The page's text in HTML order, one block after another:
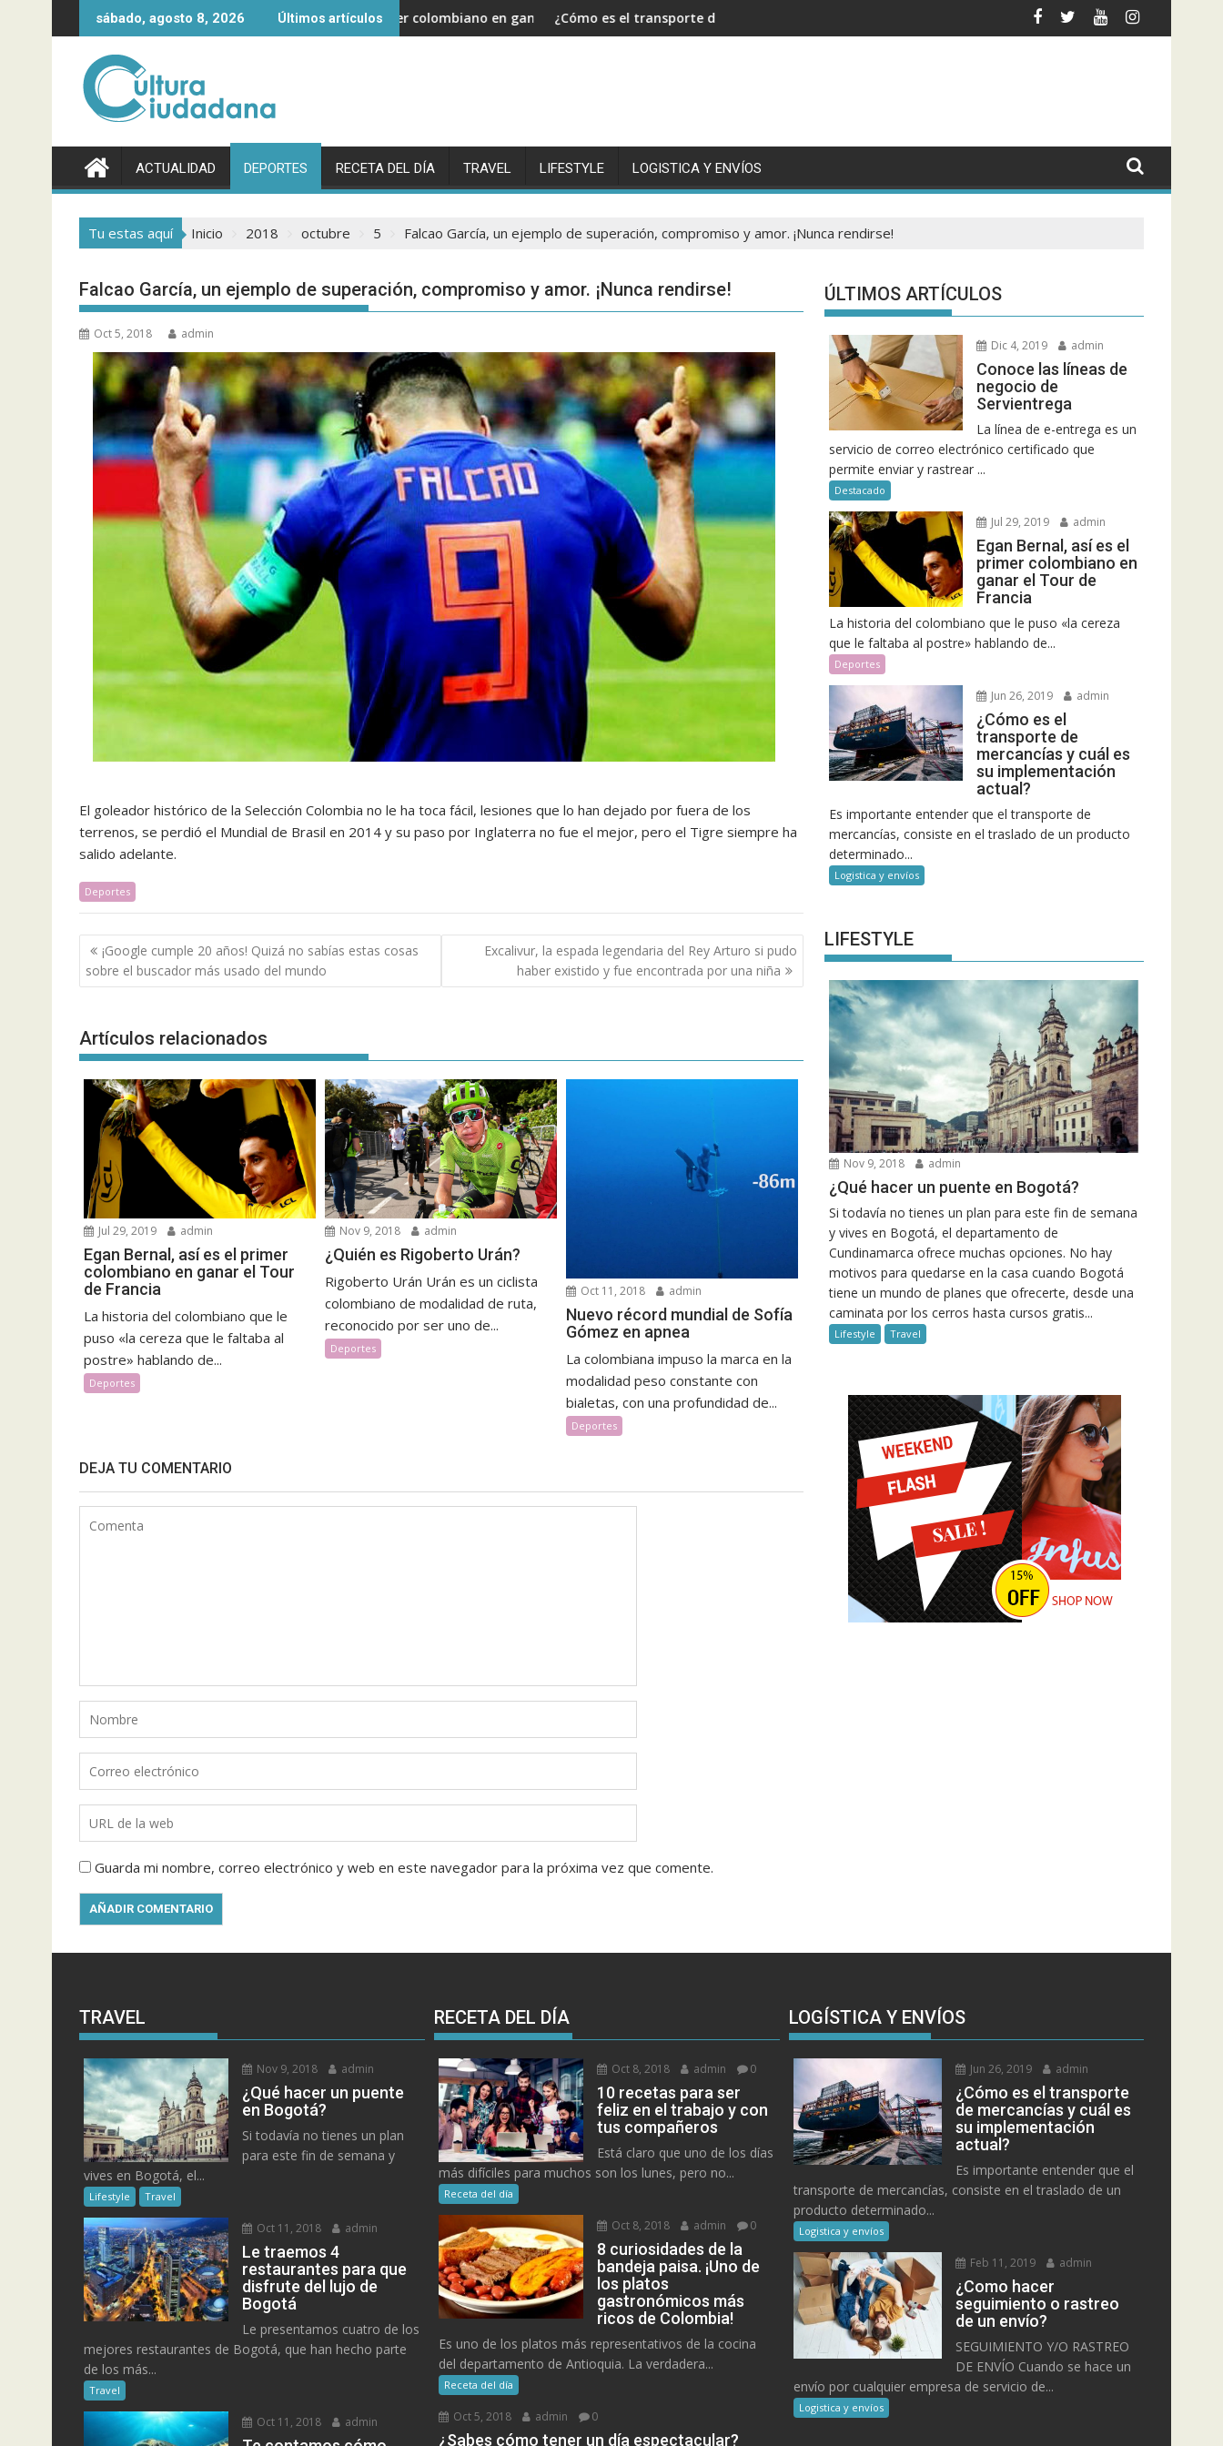
al
contenido
sábado, agosto 8, 2026 Últimos artículos
Egan Bernal, así es el primer colombiano en ganar el Tour de Francia¿Cómo es el transporte de mercancías y cuál es su implementación actual?¿Como hacer seguimiento o rastreo de un envío? Black Label
ACTUALIDAD DEPORTES RECETA DEL DÍA TRAVEL LIFESTYLE LOGISTICA Y ENVÍOS
Tu estas aquí Inicio 2018 octubre 5 Falcao García, un ejemplo de superación, compromiso y amor. ¡Nunca rendirse!
Falcao García, un ejemplo de superación, compromiso y amor. ¡Nunca rendirse!
Oct 5, 2018 admin
El goleador histórico de la Selección Colombia no le ha toca fácil, lesiones que lo han dejado por fuera de los
terrenos, se perdió el Mundial de Brasil en 2014 y su paso por Inglaterra no fue el mejor, pero el Tigre siempre ha
salido adelante.
Deportes
Navegación
de
entradas
¡Google cumple 20 años! Quizá no sabías estas cosas
sobre el buscador más usado del mundo
Excalivur, la espada legendaria del Rey Arturo si pudo
haber existido y fue encontrada por una niña
Artículos relacionados
Jul 29, 2019 admin
Egan Bernal, así es el primer
colombiano en ganar el Tour
de Francia
La historia del colombiano que le
puso «la cereza que le faltaba al
postre» hablando de...
Deportes
Nov 9, 2018 admin
¿Quién es Rigoberto Urán?
Rigoberto Urán Urán es un ciclista
colombiano de modalidad de ruta,
reconocido por ser uno de...
Deportes
Oct 11, 2018 admin
Nuevo récord mundial de Sofía
Gómez en apnea
La colombiana impuso la marca en la
modalidad peso constante con
bialetas, con una profundidad de...
Deportes
DEJA TU COMENTARIO
Guarda mi nombre, correo electrónico y web en este navegador para la próxima vez que comente.
ÚLTIMOS ARTÍCULOS
Dic 4, 2019 admin
Conoce las líneas de
negocio de
Servientrega
La línea de e-entrega es un
servicio de correo electrónico certificado que
permite enviar y rastrear ...
Destacado
Jul 29, 2019 admin
Egan Bernal, así es el
primer colombiano en
ganar el Tour de
Francia
La historia del colombiano que le puso «la cereza
que le faltaba al postre» hablando de...
Deportes
Jun 26, 2019 admin
¿Cómo es el
transporte de
mercancías y cuál es
su implementación
actual?
Es importante entender que el transporte de
mercancías, consiste en el traslado de un producto
determinado...
Logistica y envíos
LIFESTYLE
Nov 9, 2018 admin
¿Qué hacer un puente en Bogotá?
Si todavía no tienes un plan para este fin de semana
y vives en Bogotá, el departamento de
Cundinamarca ofrece muchas opciones. No hay
motivos para quedarse en la casa cuando Bogotá
tiene un mundo de planes que ofrecerte, desde una
caminata por los cerros hasta cursos gratis...
Lifestyle Travel
TRAVEL
Nov 9, 2018 admin
¿Qué hacer un puente
en Bogotá?
Si todavía no tienes un plan
para este fin de semana y
vives en Bogotá, el...
Lifestyle Travel
Oct 11, 2018 admin
Le traemos 4
restaurantes para que
disfrute del lujo de
Bogotá
Le presentamos cuatro de los
mejores restaurantes de Bogotá, que han hecho parte
de los más...
Travel
Oct 11, 2018 admin
RECETA DEL DÍA
Oct 8, 2018 admin 0
10 recetas para ser
feliz en el trabajo y con
tus compañeros
Está claro que uno de los días
más difíciles para muchos son los lunes, pero no...
Receta del día
Oct 8, 2018 admin 0
8 curiosidades de la
bandeja paisa. ¡Uno de
los platos
gastronómicos más
ricos de Colombia!
Es uno de los platos más representativos de la cocina
del departamento de Antioquia. La verdadera...
Receta del día
Oct 5, 2018 admin 0
¿Sabes cómo tener un día espectacular?
LOGÍSTICA Y ENVÍOS
Jun 26, 2019 admin
¿Cómo es el transporte
de mercancías y cuál es
su implementación
actual?
Es importante entender que el
transporte de mercancías, consiste en el traslado de un
producto determinado...
Logistica y envíos
Feb 11, 2019 admin
¿Como hacer
seguimiento o rastreo
de un envío?
SEGUIMIENTO Y/O RASTREO
DE ENVÍO Cuando se hace un
envío por cualquier empresa de servicio de...
Logistica y envíos